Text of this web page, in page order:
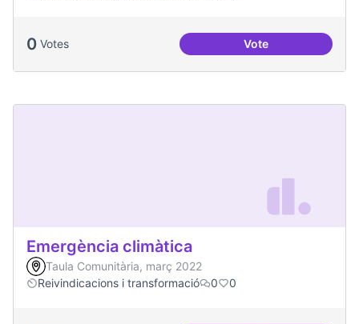
0 Votes VoteSoledat i aïllament
Emergència climàtica
Taula Comunitària, març 2022
Reivindicacions i transformació
0 0